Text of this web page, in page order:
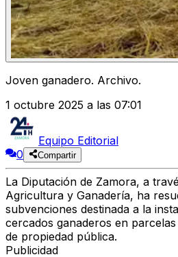
Joven ganadero. Archivo.
1 octubre 2025 a las 07:01
Equipo Editorial
0
Compartir
La Diputación de Zamora, a
Agricultura y Ganadería, ha
subvenciones destinada a la
cercados ganaderos en
de propiedad pública.
Publicidad